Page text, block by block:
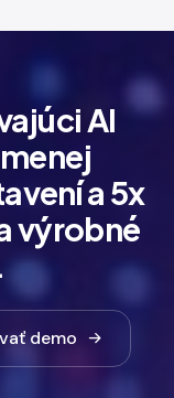
AI
a 5x
výrobné
demo